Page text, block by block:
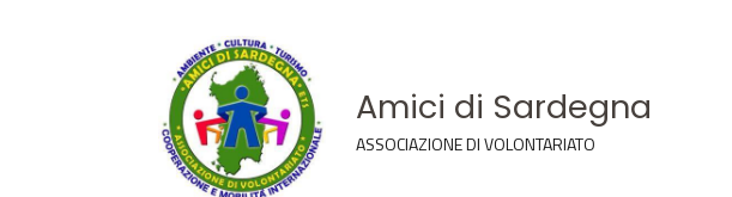
Amici di Sardegna
ASSOCIAZIONE DI VOLONTARIATO